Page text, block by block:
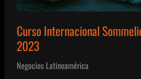
Curso Internacional
2023
Negocios Latinoamérica